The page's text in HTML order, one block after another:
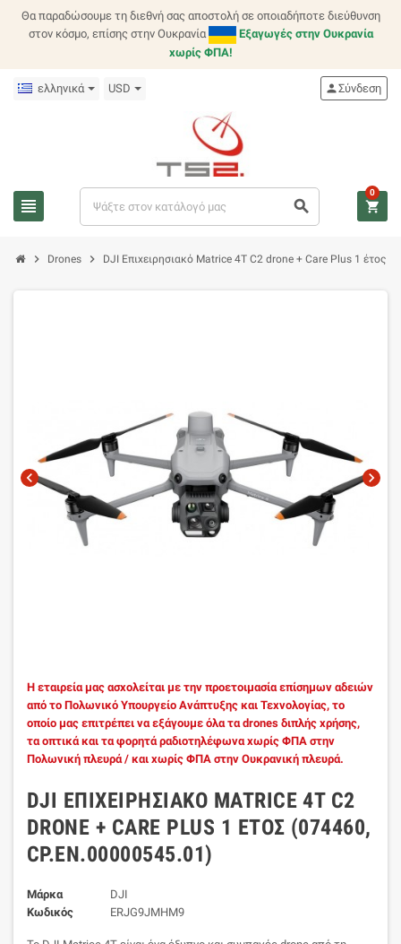
Θα παραδώσουμε τη διεθνή σας αποστολή σε οποιαδήποτε διεύθυνση
στον κόσμο, επίσης στην Ουκρανία
Εξαγωγές στην Ουκρανία
χωρίς ΦΠΑ!
ελληνικά USD
view_headline search
personΣύνδεση
shopping_cart
0
chevron_right Drones chevron_right DJI Επιχειρησιακό Matrice 4T C2 drone + Care Plus 1 έτος
chevron_left chevron_right
Η εταιρεία μας ασχολείται με την προετοιμασία επίσημων αδειών
από το Πολωνικό Υπουργείο Ανάπτυξης και Τεχνολογίας, το
οποίο μας επιτρέπει να εξάγουμε όλα τα drones διπλής χρήσης,
τα οπτικά και τα φορητά ραδιοτηλέφωνα χωρίς ΦΠΑ στην
Πολωνική πλευρά / και χωρίς ΦΠΑ στην Ουκρανική πλευρά.
DJI ΕΠΙΧΕΙΡΗΣΙΑΚΌ MATRICE 4T C2
DRONE + CARE PLUS 1 ΈΤΟΣ (074460,
CP.EN.00000545.01)
Μάρκα
DJI
Κωδικός
ERJG9JMHM9